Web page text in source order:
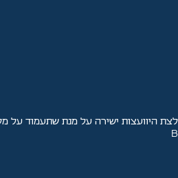
היוועצות ישירה על מנת שתעמוד על